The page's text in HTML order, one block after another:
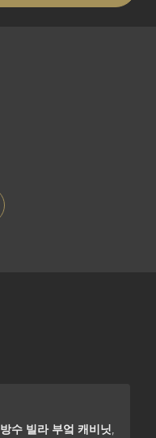
방수 빌라 부엌 캐비닛,